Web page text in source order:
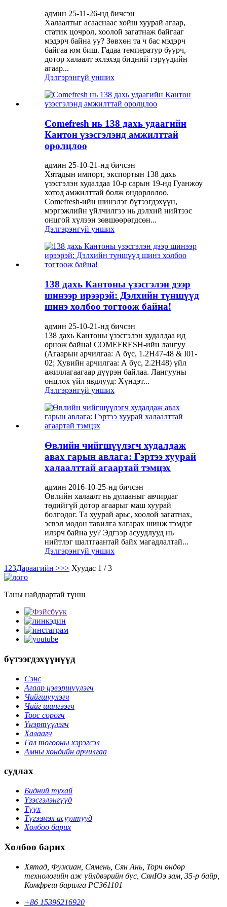
админ 25-11-26-нд бичсэн
Халаалтыг асааснаас хойш хуурай агаар,
статик цочрол, хоолой загатнаж байгааг
мэдэрч байна уу? Зөвхөн та ч бас мэдэрч
байгаа юм биш. Гадаа температур буурч,
дотор халаалт эхлэхэд бидний гэрүүдийн
агаар...
Дэлгэрэнгүй унших
Comefresh нь 138 дахь удаагийн
Кантон үзэсгэлэнд амжилттай
оролцлоо
админ 25-10-21-нд бичсэн
Хятадын импорт, экспортын 138 дахь
үзэсгэлэн худалдаа 10-р сарын 19-нд Гуанжоу
хотод амжилттай болж өндөрлөлөө.
Comefresh-ийн шинэлэг бүтээгдэхүүн,
мэргэжлийн үйлчилгээ нь дэлхий нийтээс
онцгой хүлээн зөвшөөрөгдсөн...
Дэлгэрэнгүй унших
138 дахь Кантоны үзэсгэлэн дээр
шинээр ирээрэй: Дэлхийн түншүүд
шинэ холбоо тогтоож байна!
админ 25-10-21-нд бичсэн
138 дахь Кантоны үзэсгэлэн худалдаа ид
өрнөж байна! COMEFRESH-ийн лангуу
(Агаарын арчилгаа: А бүс, 1.2H47-48 & I01-
02; Хувийн арчилгаа: А бүс, 2.2H48) үйл
ажиллагаагаар дүүрэн байлаа. Лангууны
онцлох үйл явдлууд: Хүндэт...
Дэлгэрэнгүй унших
Өвлийн чийгшүүлэгч худалдаж
авах гарын авлага: Гэртээ хуурай
халаалттай агаартай тэмцэх
админ 2016-10-25-нд бичсэн
Өвлийн халаалт нь дулааныг авчирдаг
төдийгүй дотор агаарыг маш хуурай
болгодог. Та хуурай арьс, хоолой загатнах,
эсвэл модон тавилга хагарах шинж тэмдэг
илэрч байна уу? Эдгээр асуудлууд нь
нийтлэг шалтгаантай байх магадлалтай...
Дэлгэрэнгүй унших
1 23Дараагийн >>> Хуудас 1 / 3
Таны найдвартай түнш
бүтээгдэхүүнүүд
Сэнс
Агаар цэвэршүүлэгч
Чийгшүүлэгч
Чийг шингээгч
Тоос сорогч
Үнэртүүлэгч
Халаагч
Гал тогооны хэрэгсэл
Амны хөндийн арчилгаа
судлах
Бидний тухай
Үзэсгэлэнгүүд
Түүх
Түгээмэл асуултууд
Холбоо барих
Холбоо барих
Хятад, Фужиан, Сямень, Сян Ань, Торч өндөр
технологийн аж үйлдвэрийн бүс, СянЮэ зам, 35-р байр,
Комфреш барилга PC361101
+86 15396216920